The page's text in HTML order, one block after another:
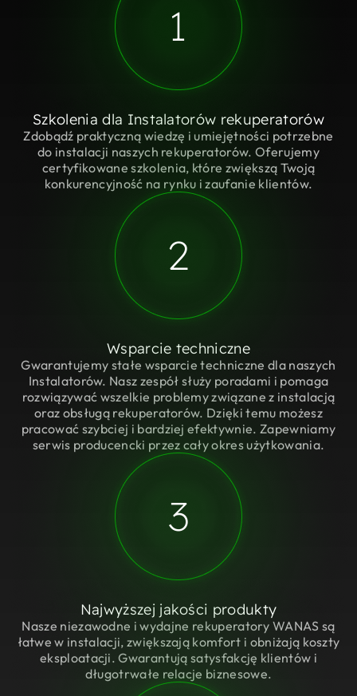
1
Szkolenia dla Instalatorów rekuperatorów
Zdobądź praktyczną wiedzę i umiejętności potrzebne
do instalacji naszych rekuperatorów. Oferujemy
certyfikowane szkolenia, które zwiększą Twoją
konkurencyjność na rynku i zaufanie klientów.
2
Wsparcie techniczne
Gwarantujemy stałe wsparcie techniczne dla naszych
Instalatorów. Nasz zespół służy poradami i pomaga
rozwiązywać wszelkie problemy związane z instalacją
oraz obsługą rekuperatorów. Dzięki temu możesz
pracować szybciej i bardziej efektywnie. Zapewniamy
serwis producencki przez cały okres użytkowania.
3
Najwyższej jakości produkty
Nasze niezawodne i wydajne rekuperatory WANAS są
łatwe w instalacji, zwiększają komfort i obniżają koszty
eksploatacji. Gwarantują satysfakcję klientów i
długotrwałe relacje biznesowe.